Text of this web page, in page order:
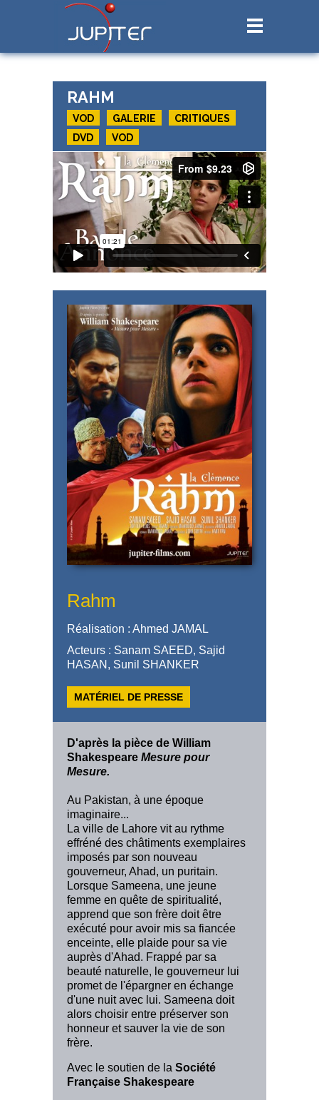
RAHM
VOD GALERIE
CRITIQUES
DVD
VOD
Rahm
Réalisation : Ahmed JAMAL
Acteurs : Sanam SAEED, Sajid
HASAN, Sunil SHANKER
MATÉRIEL DE PRESSE
D'après la pièce de William
Shakespeare Mesure pour
Mesure.
Au Pakistan, à une époque
imaginaire...
La ville de Lahore vit au rythme
effréné des châtiments exemplaires
imposés par son nouveau
gouverneur, Ahad, un puritain.
Lorsque Sameena, une jeune
femme en quête de spiritualité,
apprend que son frère doit être
exécuté pour avoir mis sa fiancée
enceinte, elle plaide pour sa vie
auprès d'Ahad. Frappé par sa
beauté naturelle, le gouverneur lui
promet de l'épargner en échange
d'une nuit avec lui. Sameena doit
alors choisir entre préserver son
honneur et sauver la vie de son
frère.
Avec le soutien de la Société
Française Shakespeare